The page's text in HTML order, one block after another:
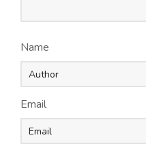
Name
Email